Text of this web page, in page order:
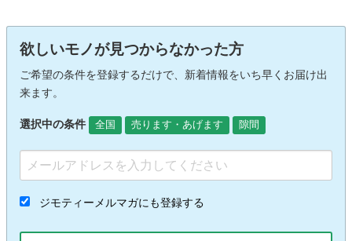
欲しいモノが見つからなかった方
ご希望の条件を登録するだけで、新着情報をいち早くお届け出
来ます。
選択中の条件 全国 売ります・あげます 隙間
ジモティーメルマガにも登録する